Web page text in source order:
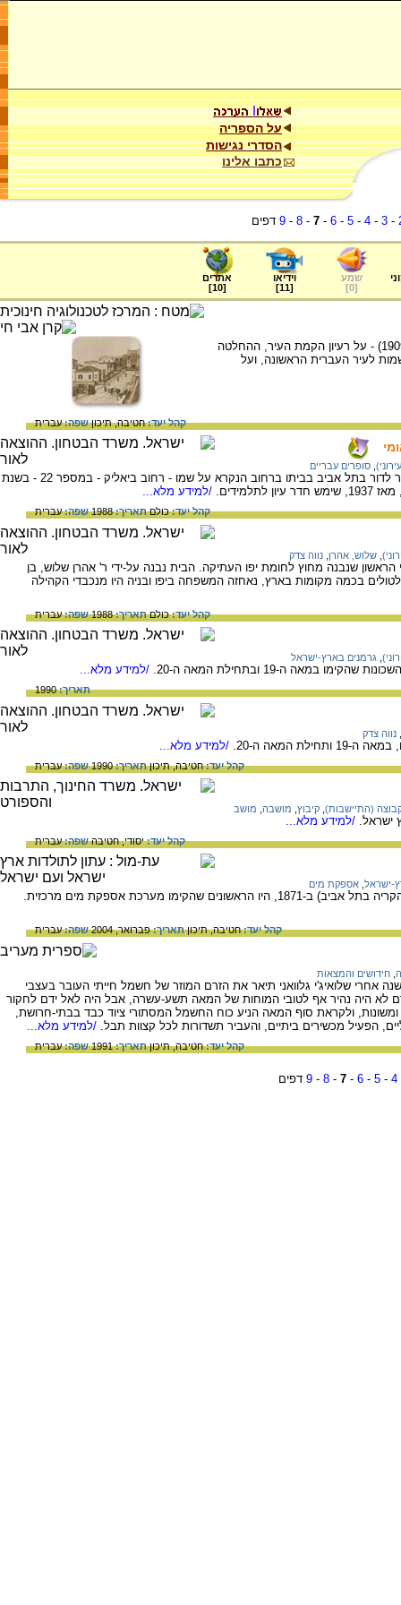
על הספריה
הסדרי נגישות
כתבו אלינו
-
3
-
4
-
5
-
6
-
7
-
8
-
9 דפים
שמע
[
0
]
וידיאו
[
11
]
אתרים
[
10
]
על הקמת העיר תל אביב בי' בסיוון תרס"ט (1909) - על רעיון הקמת העיר, ההחלטה
לעיר העברית הראשונה, ועל
קהל יעד:חטיבה,תיכוןשפה:עברית
סופרים עבריים
חיים נחמן ביאליק, המשורר הלאומי שלנו, עבר לדור בתל אביב בביתו ברחוב הנקרא על שמו - רחוב ביאליק - במספר 22 - בשנת
/למידע מלא...
קהל יעד:כולםתאריך:1988 שפה:עברית
שלוש, אהרן נווה צדק
היהודי הראשון שנבנה מחוץ לחומת יפו העתיקה. הבית נבנה על-ידי ר' אהרן שלוש, בן
מאלג'יר ב- 1840. לאחר טלטולים בכמה מקומות בארץ, נאחזה המשפחה ביפו ובניה היו מנכבדי הקהילה
קהל יעד:כולםתאריך:1988 שפה:עברית
גרמנים בארץ-ישראל
במאה ה-19 ובתחילת המאה ה-20. /למידע מלא...
תאריך:1990
נווה צדק
המאה ה-20. /למידע מלא...
קהל יעד:חטיבה,תיכוןתאריך:1990 שפה:עברית
(התיישבות) קיבוץ מושבה מושב
ישראל. /למידע מלא...
קהל יעד:יסודי,חטיבהשפה:עברית
ישראל אספקת מים
שהקימו מערכת אספקת מים מרכזית.
קהל יעד:חטיבה,תיכוןתאריך:פברואר, 2004 שפה:עברית
חידושים והמצאות
אחרי שלואיג'י גלוואני תיאר את הזרם המוזר של חשמל חייתי העובר בעצבי
לא היה נהיר אף לטובי המוחות של המאה תשע-עשרה, אבל היה לאל ידם לחקור
ומשונות, ולקראת סוף המאה הניע כוח החשמל המסתורי ציוד כבד בבתי-חרושת,
הפעיל מכשירים ביתיים, והעביר תשדורות לכל קצוות תבל. /למידע מלא...
קהל יעד:חטיבה,תיכוןתאריך:1991 שפה:עברית
4
-
5
-
6
-
7
-
8
-
9 דפים